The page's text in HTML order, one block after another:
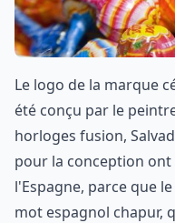
Le logo de la marque
été conçu par le
horloges fusion,
pour la conception
l'Espagne, parce que
mot espagnol chapur,